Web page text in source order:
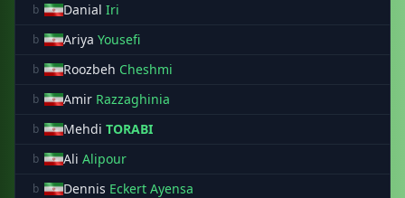
b Danial Iri
b Ariya Yousefi
b Roozbeh Cheshmi
b Amir Razzaghinia
b Mehdi TORABI
b Ali Alipour
b Dennis Eckert Ayensa